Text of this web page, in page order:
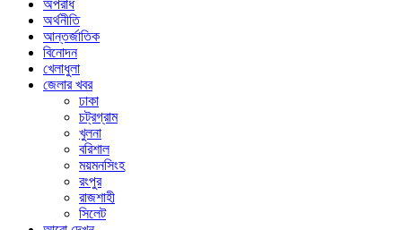
অপরাধ
অর্থনীতি
আন্তর্জাতিক
বিনোদন
খেলাধুলা
জেলার খবর
ঢাকা
চট্রগ্রাম
খুলনা
বরিশাল
ময়মনসিংহ
রংপুর
রাজশাহী
সিলেট